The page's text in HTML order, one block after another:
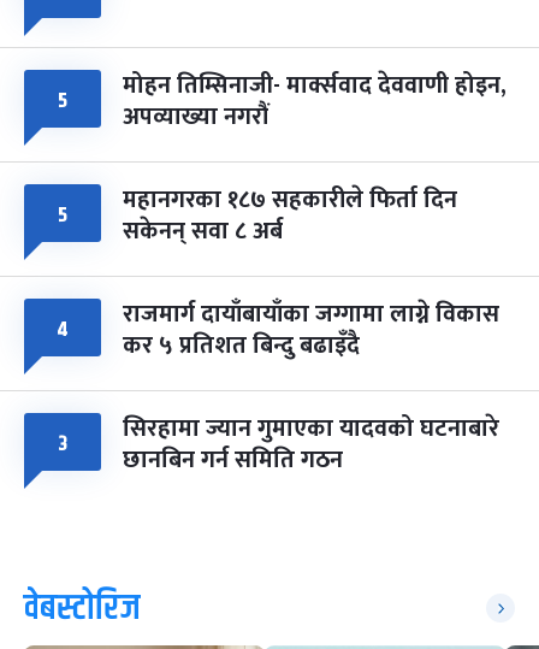
५ मोहन तिम्सिनाजी- मार्क्सवाद देववाणी होइन,
अपव्याख्या नगरौं
५ महानगरका १८७ सहकारीले फिर्ता दिन
सकेनन् सवा ८ अर्ब
४ राजमार्ग दायाँबायाँका जग्गामा लाग्ने विकास
कर ५ प्रतिशत बिन्दु बढाइँदै
३ सिरहामा ज्यान गुमाएका यादवको घटनाबारे
छानबिन गर्न समिति गठन
वेबस्टोरिज